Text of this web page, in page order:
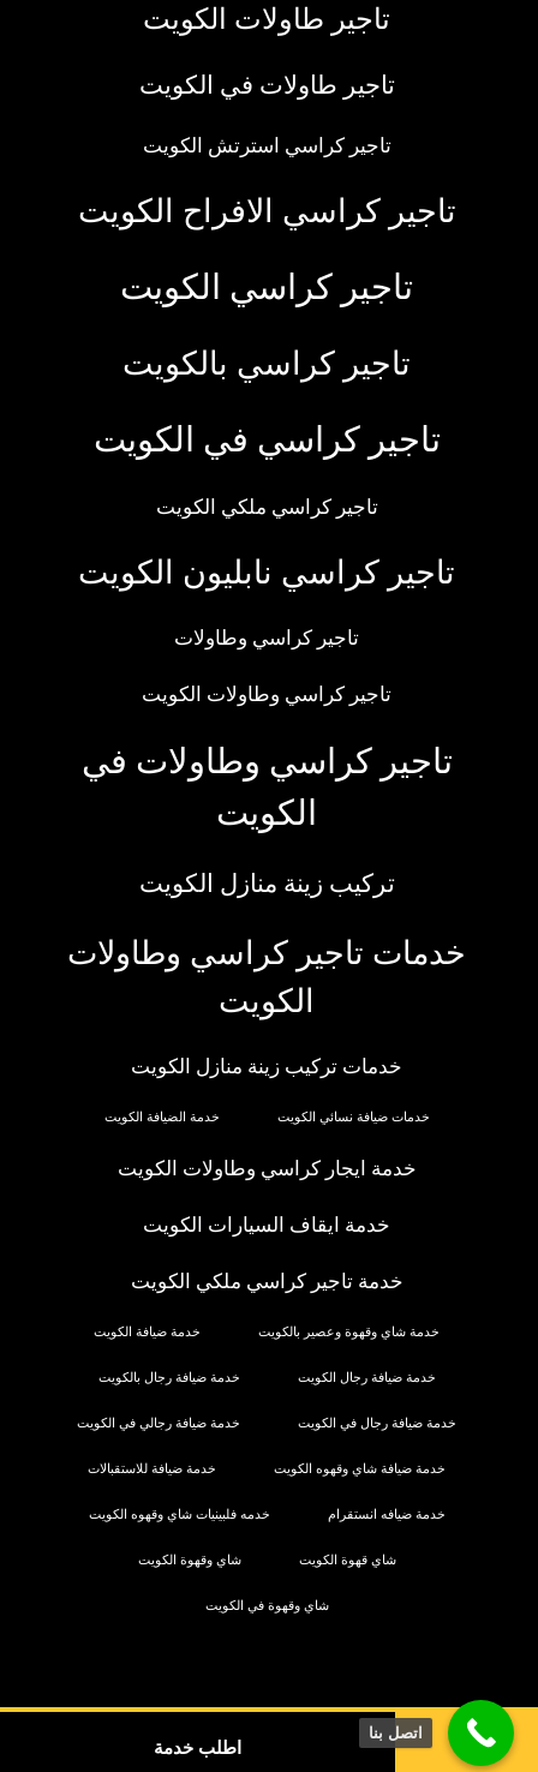
تاجير طاولات الكويت
تاجير طاولات في الكويت
تاجير كراسي استرتش الكويت
تاجير كراسي الافراح الكويت
تاجير كراسي الكويت
تاجير كراسي بالكويت
تاجير كراسي في الكويت
تاجير كراسي ملكي الكويت
تاجير كراسي نابليون الكويت
تاجير كراسي وطاولات
تاجير كراسي وطاولات الكويت
تاجير كراسي وطاولات في
الكويت
تركيب زينة منازل الكويت
خدمات تاجير كراسي وطاولات
الكويت
خدمات تركيب زينة منازل الكويت
خدمات ضيافة نسائي الكويت خدمة الضيافة الكويت
خدمة ايجار كراسي وطاولات الكويت
خدمة ايقاف السيارات الكويت
خدمة تاجير كراسي ملكي الكويت
خدمة شاي وقهوة وعصير بالكويت خدمة ضيافة الكويت
خدمة ضيافة رجال الكويت خدمة ضيافة رجال بالكويت
خدمة ضيافة رجال في الكويت خدمة ضيافة رجالي في الكويت
خدمة ضيافة شاي وقهوه الكويت خدمة ضيافة للاستقبالات
خدمة ضيافه انستقرام خدمه فلبينيات شاي وقهوه الكويت
شاي قهوة الكويت شاي وقهوة الكويت
شاي وقهوة في الكويت
© حقوق النشر 2026. كل الحقوق محفوظة. اطلب خدمة
اتصل بنا